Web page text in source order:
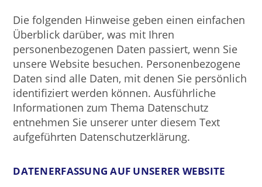
Die folgenden Hinweise geben einen einfachen
Überblick darüber, was mit Ihren
personenbezogenen Daten passiert, wenn Sie
unsere Website besuchen. Personenbezogene
Daten sind alle Daten, mit denen Sie persönlich
identifiziert werden können. Ausführliche
Informationen zum Thema Datenschutz
entnehmen Sie unserer unter diesem Text
aufgeführten Datenschutzerklärung.
DATENERFASSUNG AUF UNSERER WEBSITE